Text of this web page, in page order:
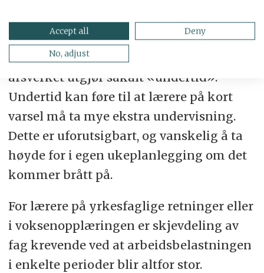
psykososialt stress. I dette ligger også
mange skolers praksis med ikke å fylle
lærerens årsverk helt, slik at noe av
årsverket utgjør såkalt «undertid».
Undertid kan føre til at lærere på kort
varsel må ta mye ekstra undervisning.
Dette er uforutsigbart, og vanskelig å ta
høyde for i egen ukeplanlegging om det
kommer brått på.
For lærere på yrkesfaglige retninger eller
i voksenopplæringen er skjevdeling av
fag krevende ved at arbeidsbelastningen
i enkelte perioder blir altfor stor.
Accept all Deny
No, adjust